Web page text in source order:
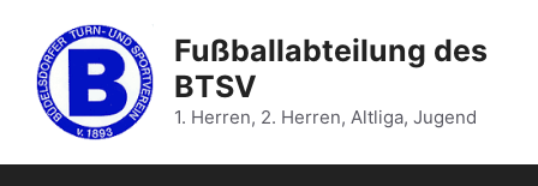
Inhalt
springen
Fußballabteilung des
BTSV
1. Herren, 2. Herren, Altliga, Jugend